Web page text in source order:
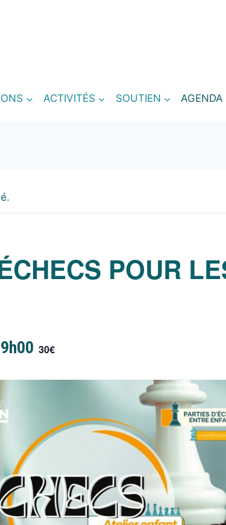
ACTIVITÉS SOUTIEN AGENDA
POUR
30€